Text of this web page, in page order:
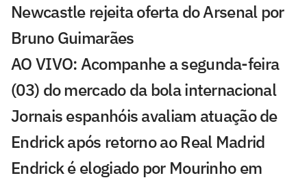
Newcastle rejeita oferta do Arsenal por
Bruno Guimarães
AO VIVO: Acompanhe a segunda-feira
(03) do mercado da bola internacional
Jornais espanhóis avaliam atuação de
Endrick após retorno ao Real Madrid
Endrick é elogiado por Mourinho em